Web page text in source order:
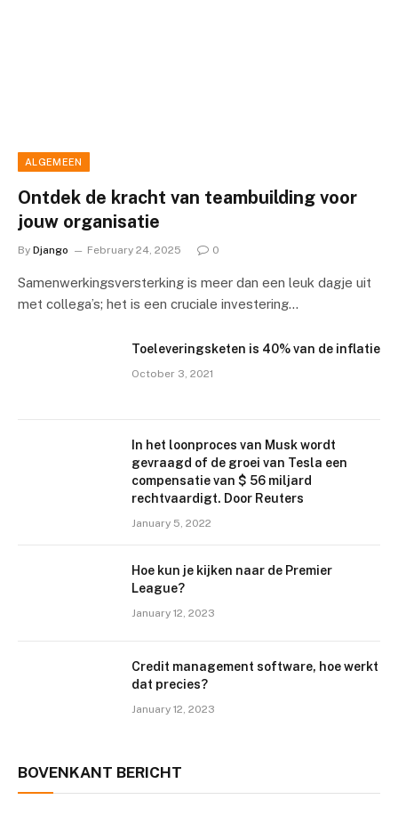
ALGEMEEN
Ontdek de kracht van teambuilding voor
jouw organisatie
By Django February 24, 2025 0
Samenwerkingsversterking is meer dan een leuk dagje uit
met collega’s; het is een cruciale investering…
Toeleveringsketen is 40% van de inflatie
October 3, 2021
In het loonproces van Musk wordt
gevraagd of de groei van Tesla een
compensatie van $ 56 miljard
rechtvaardigt. Door Reuters
January 5, 2022
Hoe kun je kijken naar de Premier
League?
January 12, 2023
Credit management software, hoe werkt
dat precies?
January 12, 2023
BOVENKANT BERICHT